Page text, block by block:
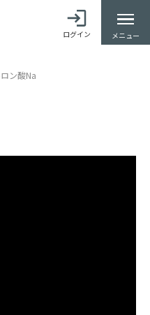
ログイン メニュー
ン酸Na